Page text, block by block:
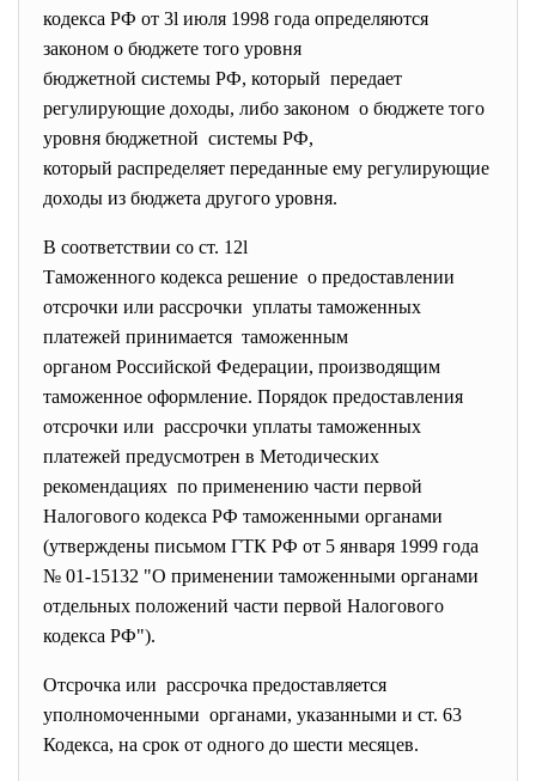
кодекса РФ от 3l июля 1998 года определяются
законом о бюджете того уровня
бюджетной системы РФ, который передает
регулирующие доходы, либо законом о бюджете того
уровня бюджетной системы РФ,
который распределяет переданные ему регулирующие
доходы из бюджета другого уровня.
В соответствии со ст. 12l
Таможенного кодекса решение о предоставлении
отсрочки или рассрочки уплаты таможенных
платежей принимается таможенным
органом Российской Федерации, производящим
таможенное оформление. Порядок предоставления
отсрочки или рассрочки уплаты таможенных
платежей предусмотрен в Методических
рекомендациях по применению части первой
Налогового кодекса РФ таможенными органами
(утверждены письмом ГТК РФ от 5 января 1999 года
№ 01-15132 "О применении таможенными органами
отдельных положений части первой Налогового
кодекса РФ").
Отсрочка или рассрочка предоставляется
уполномоченными органами, указанными и ст. 63
Кодекса, на срок от одного до шести месяцев.